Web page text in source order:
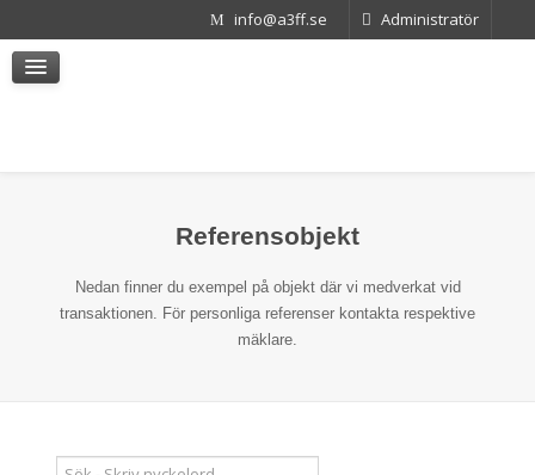
info@a3ff.se Administratör
Referensobjekt
Nedan finner du exempel på objekt där vi medverkat vid
transaktionen. För personliga referenser kontakta respektive
mäklare.